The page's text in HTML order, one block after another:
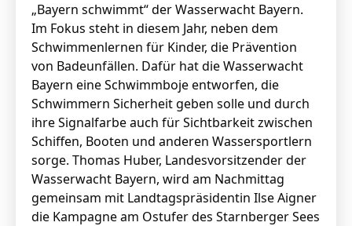
„Bayern schwimmt“ der Wasserwacht Bayern.
Im Fokus steht in diesem Jahr, neben dem
Schwimmenlernen für Kinder, die Prävention
von Badeunfällen. Dafür hat die Wasserwacht
Bayern eine Schwimmboje entworfen, die
Schwimmern Sicherheit geben solle und durch
ihre Signalfarbe auch für Sichtbarkeit zwischen
Schiffen, Booten und anderen Wassersportlern
sorge. Thomas Huber, Landesvorsitzender der
Wasserwacht Bayern, wird am Nachmittag
gemeinsam mit Landtagspräsidentin Ilse Aigner
die Kampagne am Ostufer des Starnberger Sees